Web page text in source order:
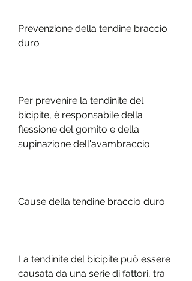
Prevenzione della tendine braccio
duro
Per prevenire la tendinite del
bicipite, è responsabile della
flessione del gomito e della
supinazione dell'avambraccio.
Cause della tendine braccio duro
La tendinite del bicipite può essere
causata da una serie di fattori, tra